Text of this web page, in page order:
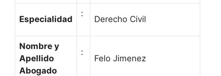
Especialidad
:
Derecho Civil
Nombre y
Apellido
Abogado
:
Felo Jimenez